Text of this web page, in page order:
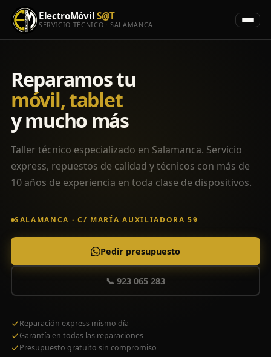
ElectroMóvil S@T
SERVICIO TÉCNICO · SALAMANCA
Reparamos tu
móvil, tablet
y mucho más
Taller técnico especializado en Salamanca. Servicio
express, repuestos de calidad y técnicos con más de
10 años de experiencia en toda clase de dispositivos.
SALAMANCA · C/ MARÍA AUXILIADORA 59
Pedir presupuesto
📞 923 065 283
Reparación express mismo día
Garantía en todas las reparaciones
Presupuesto gratuito sin compromiso